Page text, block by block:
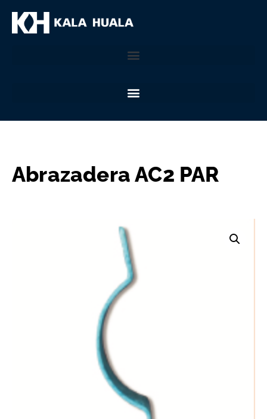
Abrazadera AC2 PAR